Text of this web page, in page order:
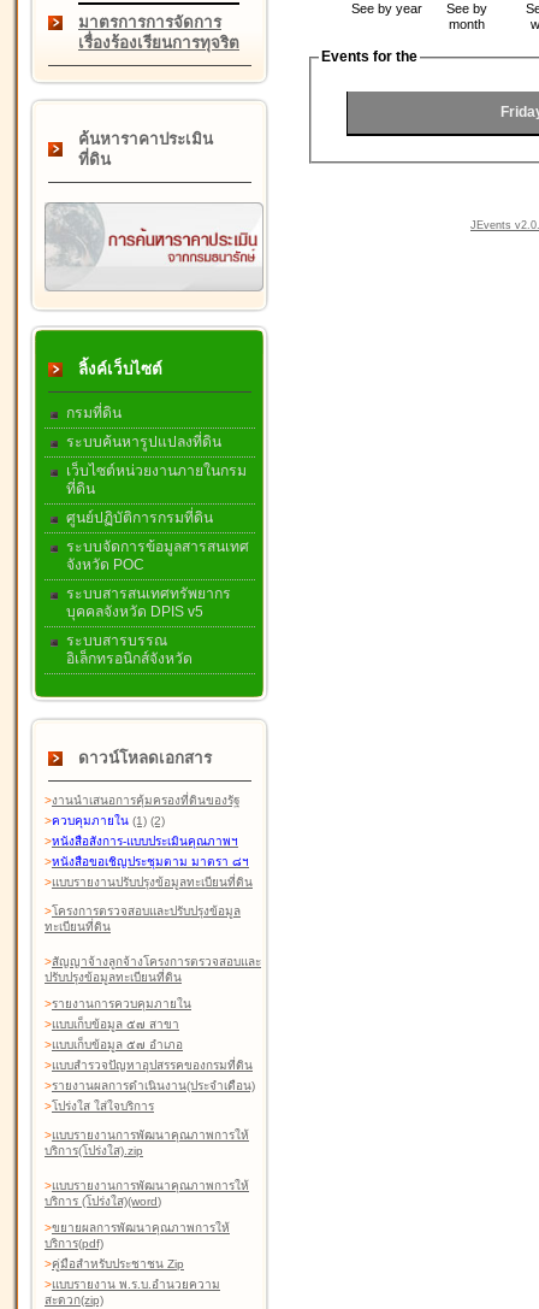
มาตรการการจัดการ
เรื่องร้องเรียนการทุจริต
ค้นหาราคาประเมิน
ที่ดิน
ลิ้งค์เว็บไซต์
กรมที่ดิน
ระบบค้นหารูปแปลงที่ดิน
เว็บไซต์หน่วยงานภายในกรม
ที่ดิน
ศูนย์ปฏิบัติการกรมที่ดิน
ระบบจัดการข้อมูลสารสนเทศ
จังหวัด POC
ระบบสารสนเทศทรัพยากร
บุคคลจังหวัด DPIS v5
ระบบสารบรรณ
อิเล็กทรอนิกส์จังหวัด
ดาวน์โหลดเอกสาร
>งานนำเสนอการคุ้มครองที่ดินของรัฐ
>ควบคุมภายใน (1) (2)
>หนังสือสังการ-แบบประเมินคุณภาพฯ
>หนังสือขอเชิญประชุมตาม มาตรา ๘ฯ
>แบบรายงานปรับปรุงข้อมูลทะเบียนที่ดิน
>โครงการตรวจสอบและปรับปรุงข้อมูล
ทะเบียนที่ดิน
>สัญญาจ้างลูกจ้างโครงการตรวจสอบและ
ปรับปรุงข้อมูลทะเบียนที่ดิน
>รายงานการควบคุมภายใน
>แบบเก็บข้อมูล ๕๗ สาขา
>แบบเก็บข้อมูล ๕๗ อำเภอ
>แบบสำรวจปัญหาอุปสรรคของกรมที่ดิน
>รายงานผลการดำเนินงาน(ประจำเดือน)
>โปร่งใส ใส่ใจบริการ
>แบบรายงานการพัฒนาคุณภาพการให้
บริการ(โปร่งใส).zip
>แบบรายงานการพัฒนาคุณภาพการให้
บริการ (โปร่งใส)(word)
>ขยายผลการพัฒนาคุณภาพการให้
บริการ(pdf)
>คู่มือสำหรับประชาชน Zip
>แบบรายงาน พ.ร.บ.อำนวยความ
สะดวก(zip)
See by year
See by
month
Events for the
JEvents